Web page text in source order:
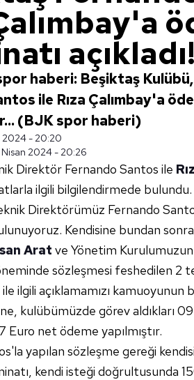
açıkladı!
haberi: Beşiktaş
ile Rıza Çalımbay'a
(BJK spor haberi)
2024 - 20:20
Nisan 2024 - 20:26
Direktör Fernando Santos ile
ilgili bilgilendirmede
Direktörümüz Fernando
Kendisine bundan
Arat ve Yönetim
sözleşmesi feshedilen 2
ilgili açıklamamızı
kulübümüzde görev aldıkları
net ödeme yapılmıştır.
yapılan sözleşme gereği
kendi isteği doğrultusunda